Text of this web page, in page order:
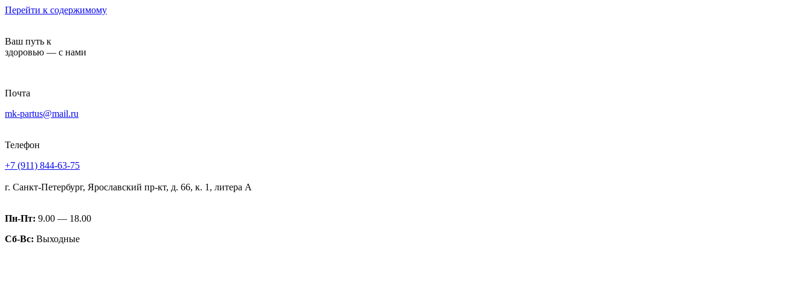
Перейти к содержимому
Ваш путь к
здоровью — с нами
Почта
mk-partus@mail.ru
Телефон
+7 (911) 844-63-75
г. Санкт-Петербург, Ярославский пр-кт, д. 66, к. 1, литера А
Пн-Пт: 9.00 — 18.00
Сб-Вс: Выходные